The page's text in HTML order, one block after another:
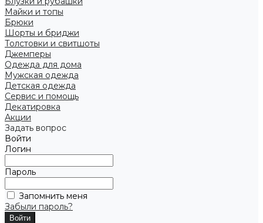
Майки и топы
Брюки
Шорты и бриджи
Толстовки и свитшоты
Джемперы
Одежда для дома
Мужская одежда
Детская одежда
Сервис и помощь
Декатировка
Акции
Задать вопрос
Войти
Логин
Пароль
Запомнить меня
Забыли пароль?